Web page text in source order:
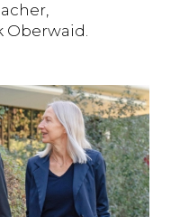
Oberwaid.